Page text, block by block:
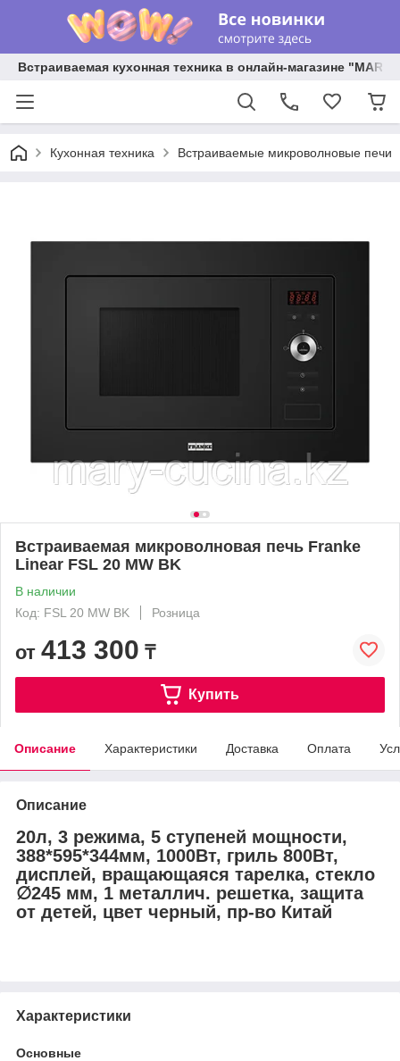
Встраиваемая кухонная техника в онлайн-магазине "MARY
Кухонная техника Встраиваемые микроволновые печи
Встраиваемая микроволновая печь Franke
Linear FSL 20 MW BK
В наличии
Код: FSL 20 MW BK
Розница
от 413 300 ₸
Купить
Описание Характеристики Доставка Оплата
Описание
20л, 3 режима, 5 ступеней мощности,
388*595*344мм, 1000Вт, гриль 800Вт,
дисплей, вращающаяся тарелка, стекло
∅245 мм, 1 металлич. решетка, защита
от детей, цвет черный, пр-во Китай
Характеристики
Основные